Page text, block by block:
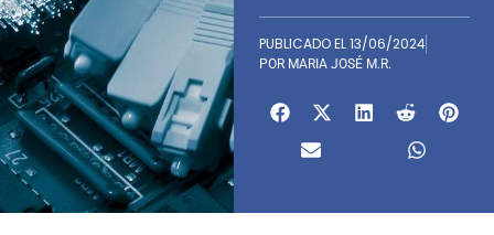
PUBLICADO EL13/06/2024
POR MARIA JOSÉ M.R.